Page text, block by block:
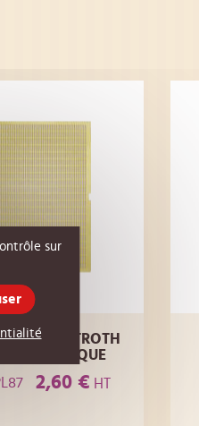
LANGSTROTH
en PLASTIQUE
2,60 € HT
sur